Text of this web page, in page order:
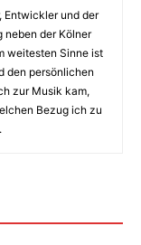
Entwickler und der
neben der Kölner
weitesten Sinne ist
den persönlichen
zur Musik kam,
Bezug ich zu